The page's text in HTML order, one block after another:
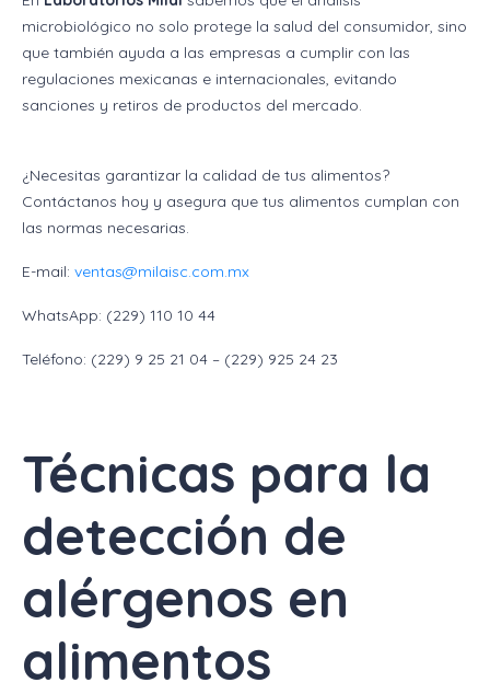
microbiológico no solo protege la salud del consumidor, sino
que también ayuda a las empresas a cumplir con las
regulaciones mexicanas e internacionales, evitando
sanciones y retiros de productos del mercado.
¿Necesitas garantizar la calidad de tus alimentos?
Contáctanos hoy y asegura que tus alimentos cumplan con
las normas necesarias.
E-mail: ventas@milaisc.com.mx
WhatsApp: (229) 110 10 44
Teléfono: (229) 9 25 21 04 – (229) 925 24 23
Técnicas para la
detección de
alérgenos en
alimentos